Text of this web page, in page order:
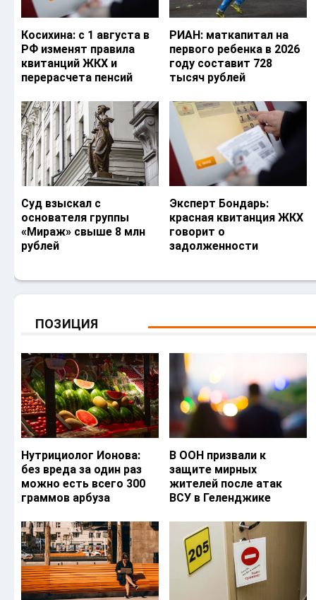
Косихина: с 1 августа в
РФ изменят правила
квитанций ЖКХ и
перерасчета пенсий
РИАН: маткапитал на
первого ребенка в 2026
году составит 728
тысяч рублей
Суд взыскал с
основателя группы
«Мираж» свыше 8 млн
рублей
Эксперт Бондарь:
красная квитанция ЖКХ
говорит о
задолженности
ПОЗИЦИЯ
Нутрициолог Ионова:
без вреда за один раз
можно есть всего 300
граммов арбуза
В ООН призвали к
защите мирных
жителей после атак
ВСУ в Геленджике